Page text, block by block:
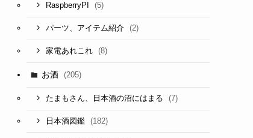
RaspberryPI (5)
パーツ、アイテム紹介 (2)
家電あれこれ (8)
お酒 (205)
たまもさん、日本酒の沼にはまる (7)
日本酒図鑑 (182)